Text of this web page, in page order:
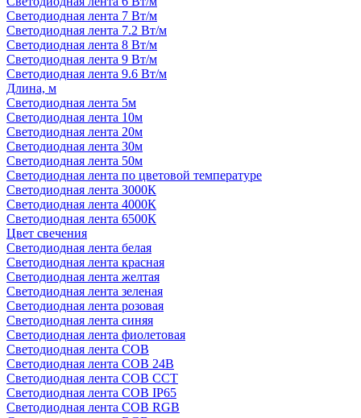
Светодиодная лента 7 Вт/м
Светодиодная лента 7.2 Вт/м
Светодиодная лента 8 Вт/м
Светодиодная лента 9 Вт/м
Светодиодная лента 9.6 Вт/м
Длина, м
Светодиодная лента 5м
Светодиодная лента 10м
Светодиодная лента 20м
Светодиодная лента 30м
Светодиодная лента 50м
Светодиодная лента по цветовой температуре
Светодиодная лента 3000К
Светодиодная лента 4000К
Светодиодная лента 6500К
Цвет свечения
Светодиодная лента белая
Светодиодная лента красная
Светодиодная лента желтая
Светодиодная лента зеленая
Светодиодная лента розовая
Светодиодная лента синяя
Светодиодная лента фиолетовая
Светодиодная лента COB
Светодиодная лента COB 24В
Светодиодная лента COB CCT
Светодиодная лента COB IP65
Светодиодная лента COB RGB